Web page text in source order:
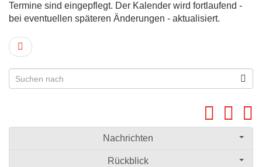
Termine sind eingepflegt. Der Kalender wird fortlaufend -
bei eventuellen späteren Änderungen - aktualisiert.
Nachrichten
Rückblick